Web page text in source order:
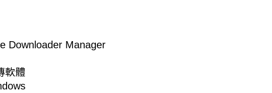
Downloader Manager
軟體